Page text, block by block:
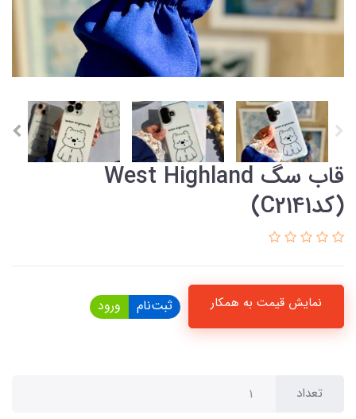
قاب سگ West Highland
(کدC2141)
نمایش قیمت به همکار ثبت‌نام ورود
تعداد